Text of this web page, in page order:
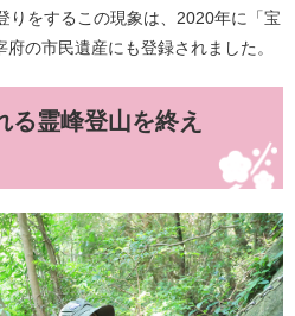
りをするこの現象は、2020年に「宝
の市民遺産にも登録されました。
る霊峰登山を終え